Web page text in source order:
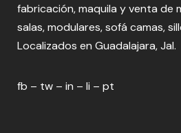
fabricación, maquila y venta de
salas, modulares, sofá camas,
Localizados en Guadalajara, Jal.
fb – tw – in – li – pt